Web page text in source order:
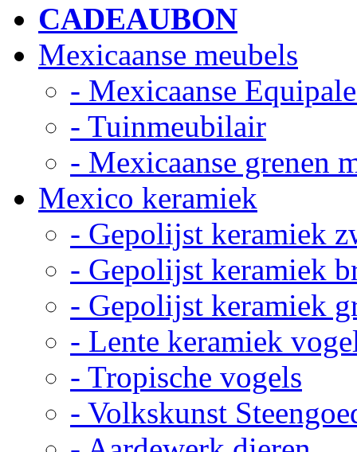
CADEAUBON
Mexicaanse meubels
- Mexicaanse
- Tuinmeubilair
- Mexicaanse grenen
Mexico keramiek
- Gepolijst keramiek
- Gepolijst keramiek
- Gepolijst keramiek
- Lente keramiek
- Tropische vogels
- Volkskunst